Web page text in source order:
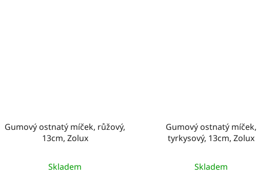
Gumový ostnatý míček, růžový,
13cm, Zolux
Skladem
Gumový ostnatý míček,
tyrkysový, 13cm, Zolux
Skladem